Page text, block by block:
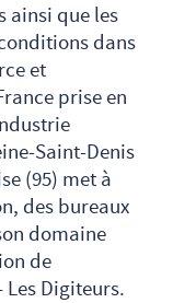
ainsi que les
dans
et
prise en
Saint-Denis
(95) met à
des bureaux
domaine
de
Digiteurs.